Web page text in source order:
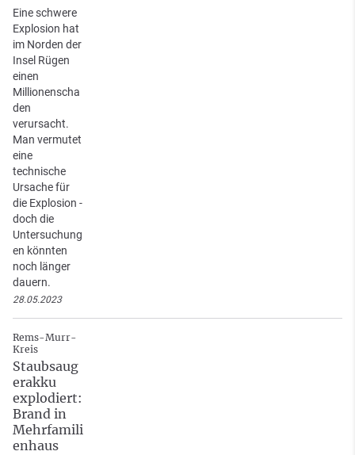
Eine schwere
Explosion hat
im Norden der
Insel Rügen
einen
Millionenscha
den
verursacht.
Man vermutet
eine
technische
Ursache für
die Explosion -
doch die
Untersuchung
en könnten
noch länger
dauern.
28.05.2023
Rems-Murr-
Kreis
Staubsaug
erakku
explodiert:
Brand in
Mehrfamili
enhaus